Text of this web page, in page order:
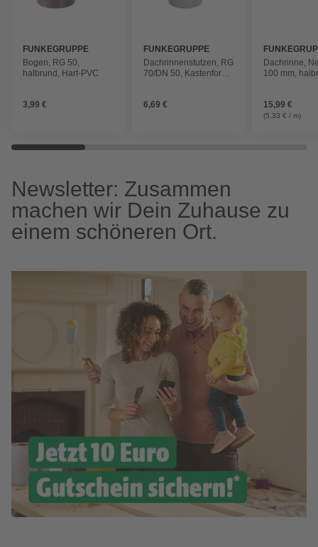
FUNKEGRUPPE
Bogen, RG 50,
halbrund, Hart-PVC
3,99 €
FUNKEGRUPPE
Dachrinnenstutzen, RG
70/DN 50, Kastenform,
6,69 €
Dachrinne,
100 mm,
15,99 €
(5,33 € / m)
Newsletter: Zusammen
machen wir Dein Zuhause zu
einem schöneren Ort.